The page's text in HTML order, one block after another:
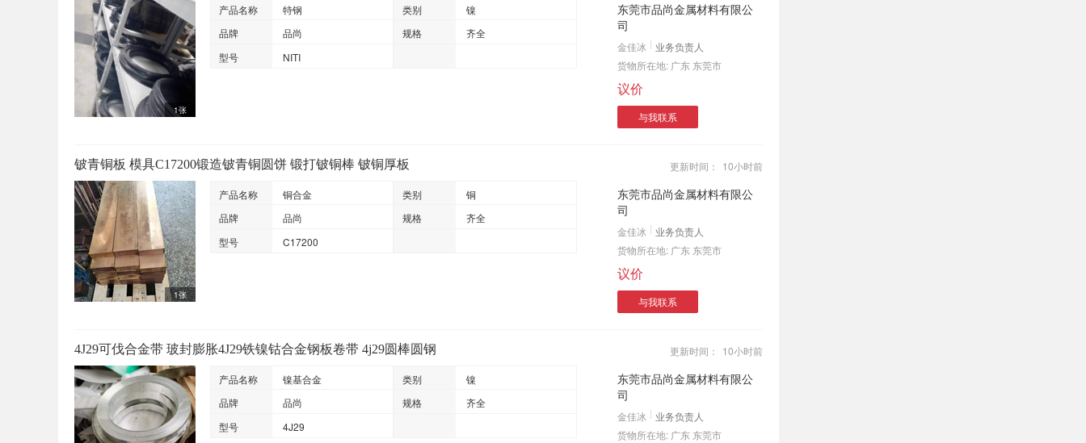
1张
产品名称 特钢 类别
镍
品牌
品尚 规格
齐全
型号
NITI
东莞市品尚金属材料有限公
司
金佳冰
业务负责人
货物所在地: 广东 东莞市
议价
与我联系
铍青铜板 模具C17200锻造铍青铜圆饼 锻打铍铜棒 铍铜厚板 更新时间： 10小时前
1张
产品名称 铜合金 类别
铜
品牌
品尚 规格
齐全
型号
C17200
东莞市品尚金属材料有限公
司
金佳冰
业务负责人
货物所在地: 广东 东莞市
议价
与我联系
4J29可伐合金带 玻封膨胀4J29铁镍钴合金钢板卷带 4j29圆棒圆钢 更新时间： 10小时前
产品名称 镍基合金 类别
镍
品牌
品尚 规格
齐全
型号
4J29
东莞市品尚金属材料有限公
司
金佳冰
业务负责人
货物所在地: 广东 东莞市